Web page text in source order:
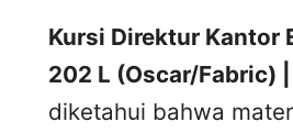
Kursi Direktur Kantor
202 L (Oscar/Fabric) |
diketahui bahwa